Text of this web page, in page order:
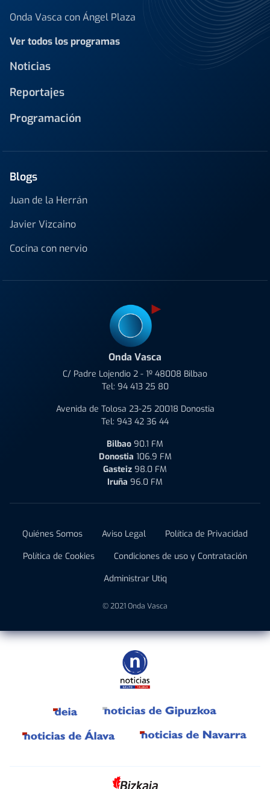
Onda Vasca con Ángel Plaza
Ver todos los programas
Noticias
Reportajes
Programación
Blogs
Juan de la Herrán
Javier Vizcaino
Cocina con nervio
Onda Vasca
C/ Padre Lojendio 2 - 1º 48008 Bilbao
Tel: 94 413 25 80
Avenida de Tolosa 23-25 20018 Donostia
Tel: 943 42 36 44
Bilbao 90.1 FM
Donostia 106.9 FM
Gasteiz 98.0 FM
Iruña 96.0 FM
Quiénes Somos Aviso Legal
Política de Privacidad
Política de Cookies
Condiciones de uso y Contratación
Administrar Utiq
© 2021 Onda Vasca